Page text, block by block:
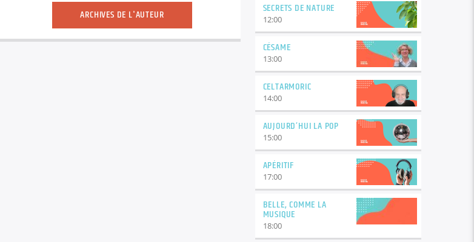
ARCHIVES DE L'AUTEUR SECRETS DE NATURE
12:00
CÉSAME
13:00
CELTARMORIC
14:00
AUJOURD’HUI LA POP
15:00
APÉRITIF
17:00
BELLE, COMME LA
MUSIQUE
18:00